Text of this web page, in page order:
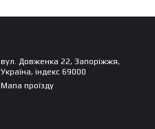
вул. Довженка 22, Запоріжжя,
Україна, індекс 69000
Мапа проїзду